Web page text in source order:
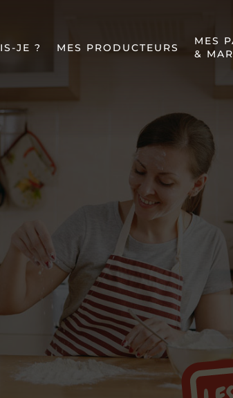
JE ? MES PRODUCTEURS
MES
&